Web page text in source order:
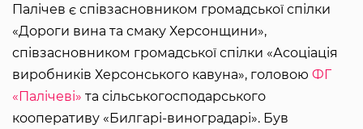
Палічев є співзасновником громадської спілки
«Дороги вина та смаку Херсонщини»,
співзасновником громадської спілки «Асоціація
виробників Херсонського кавуна», головою ФГ
«Палічеві» та сільськогосподарського
кооперативу «Билгарі-виноградарі». Був